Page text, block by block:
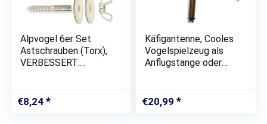
Alpvogel 6er Set
Astschrauben (Torx),
VERBESSERT:
Käfig Befestigung,
Zubehör für z.B.
€8,24
Käfigantenne, Cooles
Vogelspielzeug als
Anflugstange oder
€20,99